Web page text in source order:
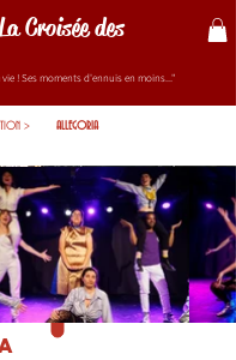
Croisée des
! Ses moments d'ennuis en moins..."
> ALLEGORIA